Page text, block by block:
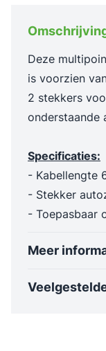
Deze
is voorzien
2 stekkers
onderstaande
Specificaties:
- Kabellengte
- Stekker
- Toepasbaar
Meer